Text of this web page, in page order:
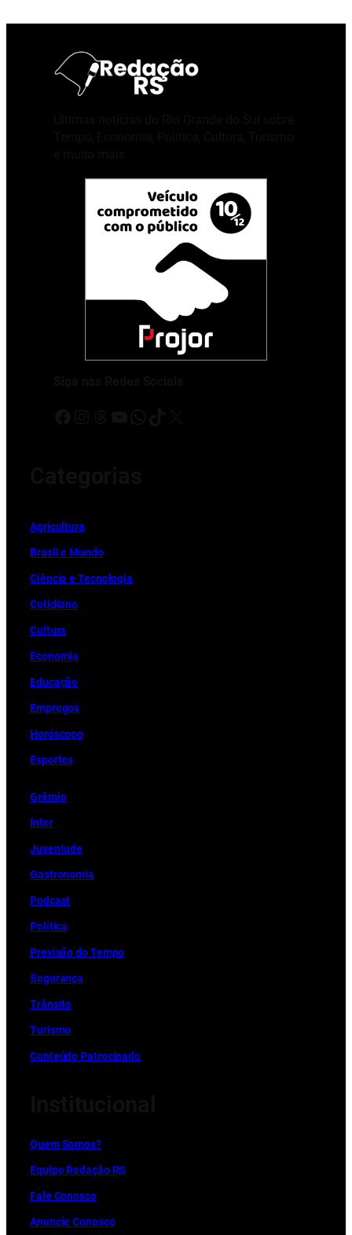
Agricultura
Brasil e Mundo
Ciência e Tecnologia
Cotidiano
Cultura
Economia
Educação
Empregos
Horóscopo
Esportes
Grêmio
Inter
Juventude
Gastronomia
Podcast
Política
Previsão do Tempo
Segurança
Trânsito
Turismo
Conteúdo Patrocinado
Quem Somos?
Equipe Redação RS
Fale Conosco
Anuncie Conosco